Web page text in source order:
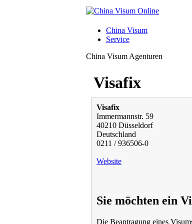
China Visum
Service
China Visum Agenturen
Visafix
Visafix
Immermannstr. 59
40210 Düsseldorf
Deutschland
0211 / 936506-0
Website
Sie möchten ein
Die Beantragung eines